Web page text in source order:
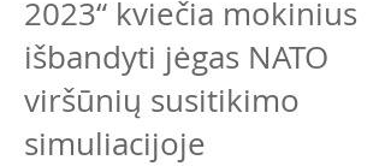
2023“ kviečia mokinius
išbandyti jėgas NATO
viršūnių susitikimo
simuliacijoje